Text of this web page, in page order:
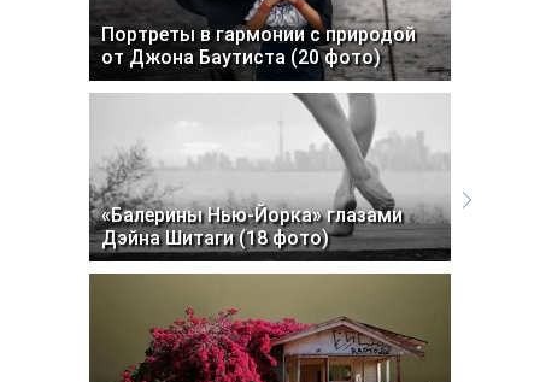
Портреты в гармонии с природой
от Джона Баутиста (20 фото)
«Балерины Нью-Йорка» глазами
Дэйна Шитаги (18 фото)